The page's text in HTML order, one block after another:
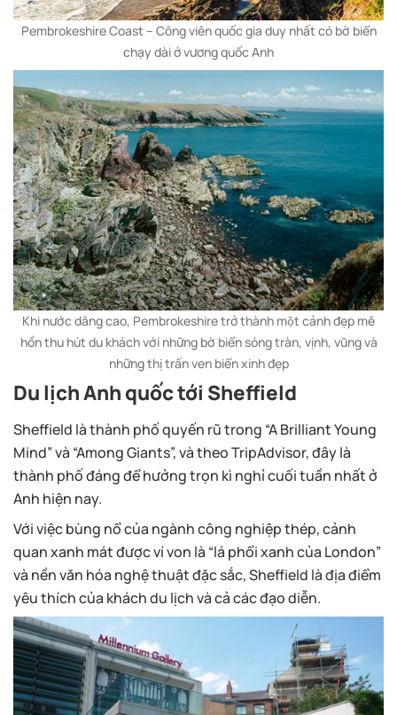
Pembrokeshire Coast – Công viên quốc gia duy nhất có bờ biển
chạy dài ở vương quốc Anh
Khi nước dâng cao, Pembrokeshire trở thành một cảnh đẹp mê
hồn thu hút du khách với những bờ biển sóng tràn, vịnh, vũng và
những thị trấn ven biển xinh đẹp
Du lịch Anh quốc tới Sheffield
Sheffield là thành phố quyến rũ trong “A Brilliant Young
Mind” và “Among Giants”, và theo TripAdvisor, đây là
thành phố đáng để hưởng trọn kì nghỉ cuối tuần nhất ở
Anh hiện nay.
Với việc bùng nổ của ngành công nghiệp thép, cảnh
quan xanh mát được ví von là “lá phổi xanh của London”
và nền văn hóa nghệ thuật đặc sắc, Sheffield là địa điểm
yêu thích của khách du lịch và cả các đạo diễn.